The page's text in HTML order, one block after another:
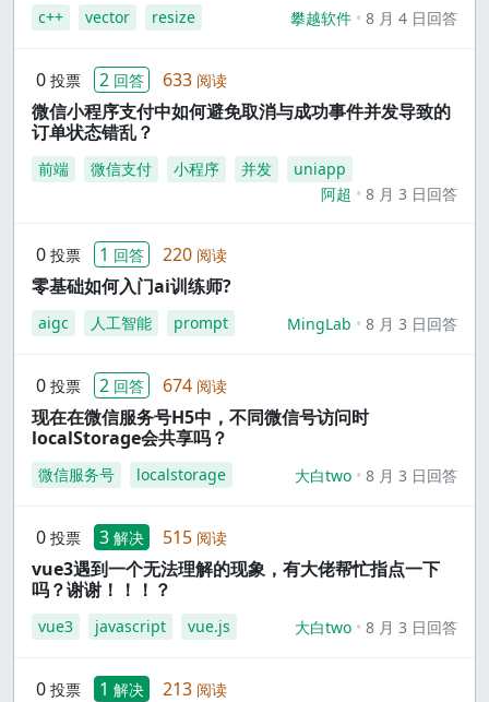
c++ vector resize 攀越软件 8 月 4 日回答
0 投票 2 回答 633 阅读
微信小程序支付中如何避免取消与成功事件并发导致的
订单状态错乱？
前端 微信支付 小程序 并发
uniapp
阿超
8 月 3 日回答
0 投票 1 回答 220 阅读
零基础如何入门ai训练师?
aigc 人工智能 prompt MingLab 8 月 3 日回答
0 投票 2 回答 674 阅读
现在在微信服务号H5中，不同微信号访问时
localStorage会共享吗？
微信服务号 localstorage 大白two 8 月 3 日回答
0 投票 3 解决 515 阅读
vue3遇到一个无法理解的现象，有大佬帮忙指点一下
吗？谢谢！！！？
vue3 javascript vue.js 大白two 8 月 3 日回答
0 投票 1 解决 213 阅读